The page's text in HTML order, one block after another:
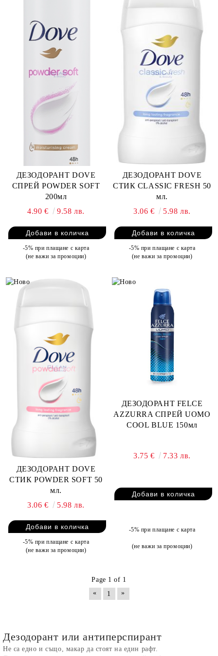
ДЕЗОДОРАНТ DOVE
СПРЕЙ POWDER SOFT
200мл
4.90 €
9.58 лв.
-5% при плащане с карта
(не важи за промоции)
ДЕЗОДОРАНТ DOVE
СТИК CLASSIC FRESH 50
мл.
3.06 €
5.98 лв.
-5% при плащане с карта
(не важи за промоции)
ДЕЗОДОРАНТ DOVE
СТИК POWDER SOFT 50
мл.
3.06 €
5.98 лв.
-5% при плащане с карта
(не важи за промоции)
ДЕЗОДОРАНТ FELCE
AZZURRA СПРЕЙ UOMO
COOL BLUE 150мл
3.75 € 7.33 лв.
-5% при плащане с карта
(не важи за промоции)
Page 1 of 1
«
1 »
Дезодорант или антиперспирант
Не са едно и също, макар да стоят на един рафт.